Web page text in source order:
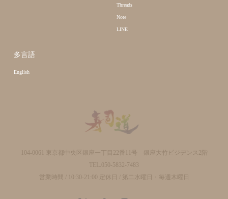
Threads
Note
LINE
多言語
English
104-0061 東京都中央区銀座一丁目22番11号 銀座大竹ビジデンス2階
TEL.050-5832-7483
営業時間 / 10:30-21:00 定休日 / 第二水曜日・毎週木曜日